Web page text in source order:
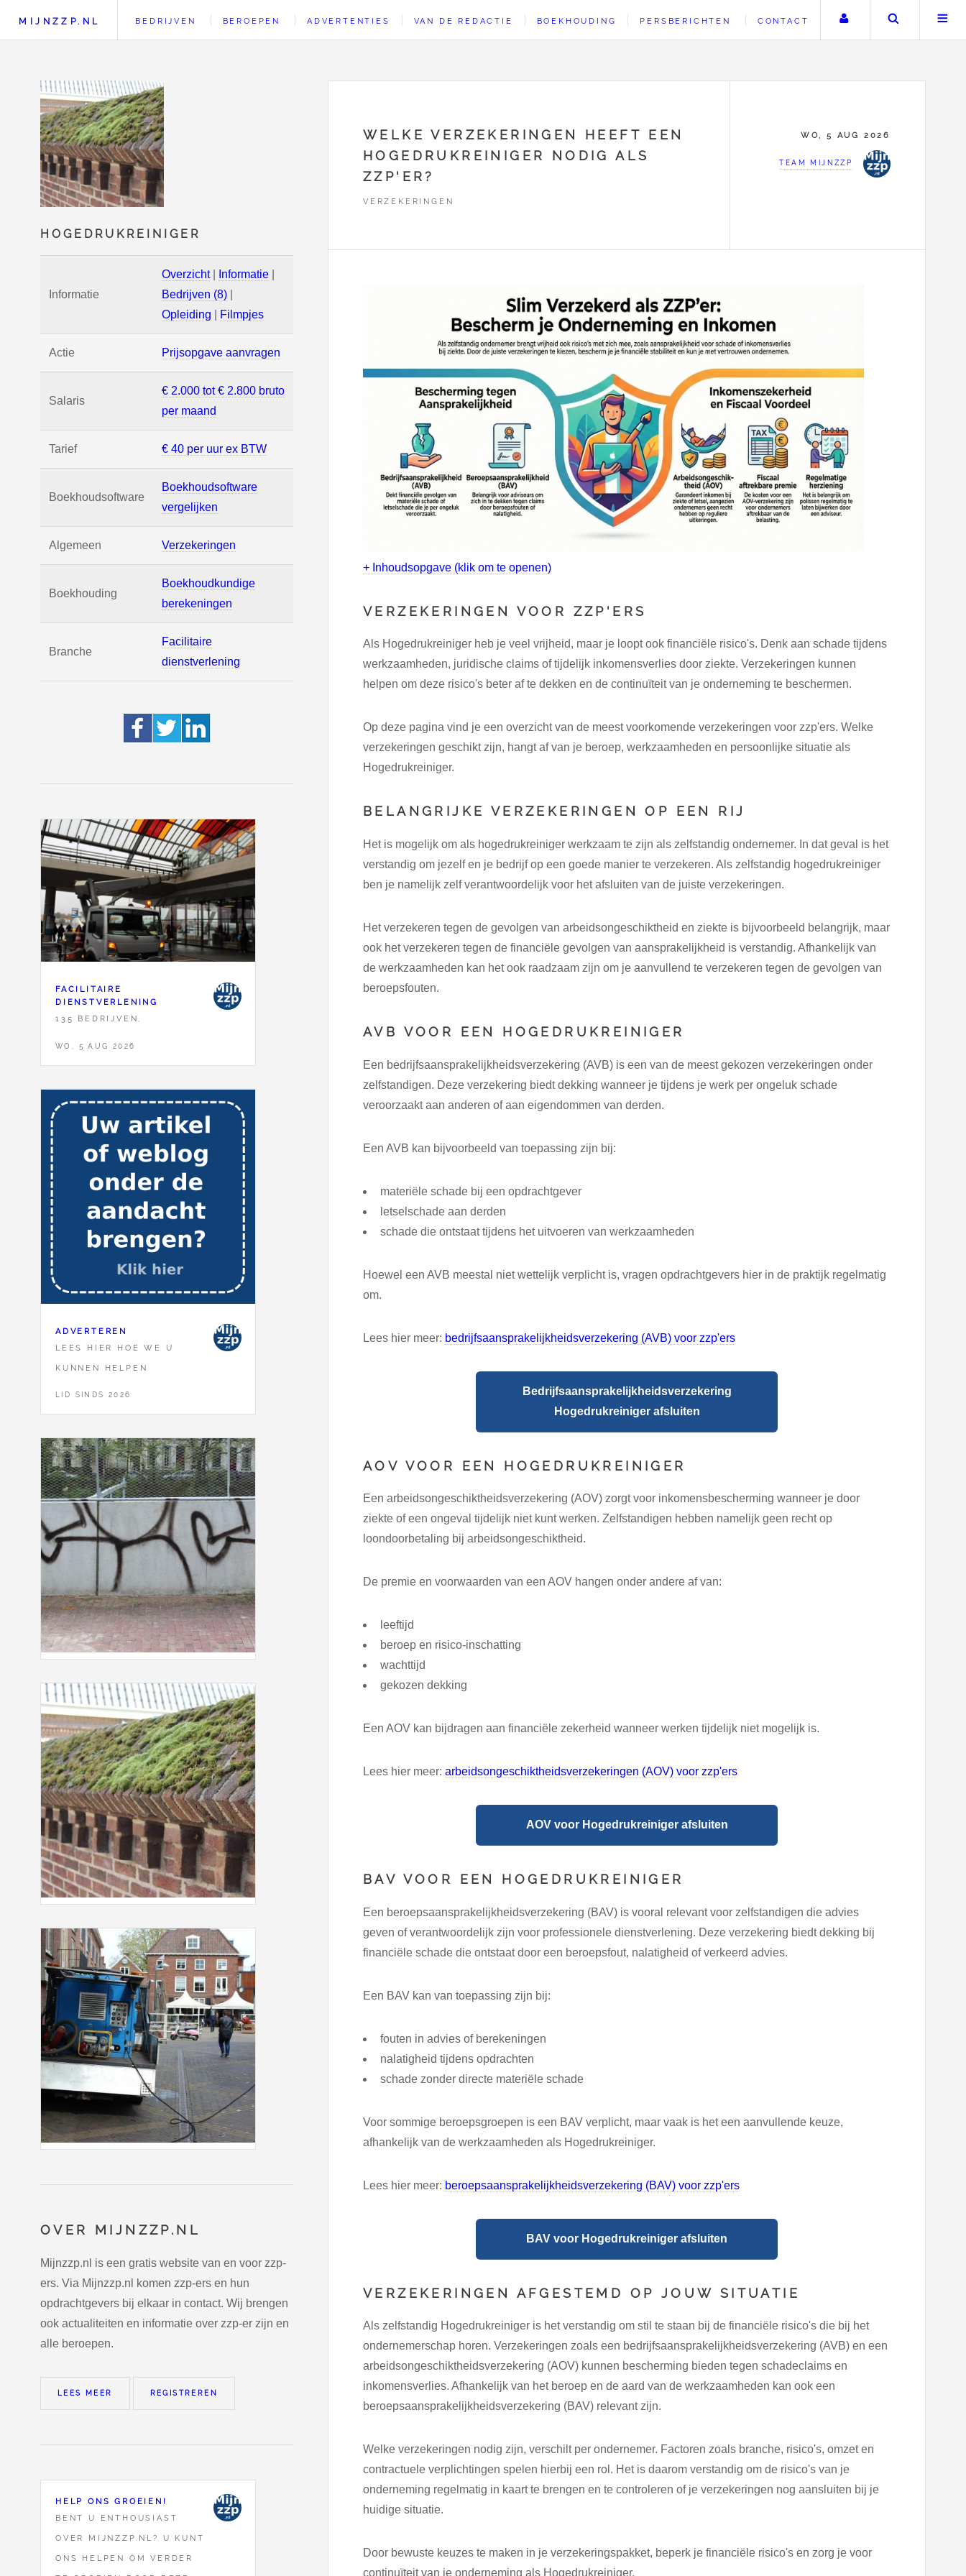
HOGEDRUKREINIGER
Informatie
Overzicht| Informatie
Bedrijven (8)
Opleiding
Filmpjes
Actie Prijsopgave aanvragen
Salaris
€ 2.000 tot € 2.800 bruto
per maand
Tarief € 40 per uur ex BTW
Boekhoudsoftware
Boekhoudsoftware
vergelijken
Algemeen Verzekeringen
Boekhouding
Boekhoudkundige
berekeningen
Branche
Facilitaire
dienstverlening
FACILITAIRE
DIENSTVERLENING
135 BEDRIJVEN,
WO, 5 AUG 2026
ADVERTEREN
LEES HIER HOE WE U
KUNNEN HELPEN
LID SINDS 2026
OVER MIJNZZP.NL
Mijnzzp.nl is een gratis website van en voor zzp-
ers. Via Mijnzzp.nl komen zzp-ers en hun
opdrachtgevers bij elkaar in contact. Wij brengen
ook actualiteiten en informatie over zzp-er zijn en
alle beroepen.
LEES MEER REGISTREREN
HELP ONS GROEIEN!
BENT U ENTHOUSIAST
OVER MIJNZZP.NL? U KUNT
ONS HELPEN OM VERDER
MIJNZZP.NL BEDRIJVEN BEROEPEN ADVERTENTIES VAN DE REDACTIE BOEKHOUDING PERSBERICHTEN CONTACT Uw accountZoeken
WELKE VERZEKERINGEN HEEFT EEN
HOGEDRUKREINIGER NODIG ALS
ZZP'ER?
VERZEKERINGEN
WO, 5 AUG 2026
TEAM MIJNZZP
+ Inhoudsopgave (klik om te openen)
VERZEKERINGEN VOOR ZZP'ERS
Als Hogedrukreiniger heb je veel vrijheid, maar je loopt ook financiële risico's. Denk aan schade tijdens
werkzaamheden, juridische claims of tijdelijk inkomensverlies door ziekte. Verzekeringen kunnen
helpen om deze risico's beter af te dekken en de continuïteit van je onderneming te beschermen.
Op deze pagina vind je een overzicht van de meest voorkomende verzekeringen voor zzp'ers. Welke
verzekeringen geschikt zijn, hangt af van je beroep, werkzaamheden en persoonlijke situatie als
Hogedrukreiniger.
BELANGRIJKE VERZEKERINGEN OP EEN RIJ
Het is mogelijk om als hogedrukreiniger werkzaam te zijn als zelfstandig ondernemer. In dat geval is het
verstandig om jezelf en je bedrijf op een goede manier te verzekeren. Als zelfstandig hogedrukreiniger
ben je namelijk zelf verantwoordelijk voor het afsluiten van de juiste verzekeringen.
Het verzekeren tegen de gevolgen van arbeidsongeschiktheid en ziekte is bijvoorbeeld belangrijk, maar
ook het verzekeren tegen de financiële gevolgen van aansprakelijkheid is verstandig. Afhankelijk van
de werkzaamheden kan het ook raadzaam zijn om je aanvullend te verzekeren tegen de gevolgen van
beroepsfouten.
AVB VOOR EEN HOGEDRUKREINIGER
Een bedrijfsaansprakelijkheidsverzekering (AVB) is een van de meest gekozen verzekeringen onder
zelfstandigen. Deze verzekering biedt dekking wanneer je tijdens je werk per ongeluk schade
veroorzaakt aan anderen of aan eigendommen van derden.
Een AVB kan bijvoorbeeld van toepassing zijn bij:
materiële schade bij een opdrachtgever
letselschade aan derden
schade die ontstaat tijdens het uitvoeren van werkzaamheden
Hoewel een AVB meestal niet wettelijk verplicht is, vragen opdrachtgevers hier in de praktijk regelmatig
om.
Lees hier meer: bedrijfsaansprakelijkheidsverzekering (AVB) voor zzp'ers
Bedrijfsaansprakelijkheidsverzekering
Hogedrukreiniger afsluiten
AOV VOOR EEN HOGEDRUKREINIGER
Een arbeidsongeschiktheidsverzekering (AOV) zorgt voor inkomensbescherming wanneer je door
ziekte of een ongeval tijdelijk niet kunt werken. Zelfstandigen hebben namelijk geen recht op
loondoorbetaling bij arbeidsongeschiktheid.
De premie en voorwaarden van een AOV hangen onder andere af van:
leeftijd
beroep en risico-inschatting
wachttijd
gekozen dekking
Een AOV kan bijdragen aan financiële zekerheid wanneer werken tijdelijk niet mogelijk is.
Lees hier meer: arbeidsongeschiktheidsverzekeringen (AOV) voor zzp'ers
AOV voor Hogedrukreiniger afsluiten
BAV VOOR EEN HOGEDRUKREINIGER
Een beroepsaansprakelijkheidsverzekering (BAV) is vooral relevant voor zelfstandigen die advies
geven of verantwoordelijk zijn voor professionele dienstverlening. Deze verzekering biedt dekking bij
financiële schade die ontstaat door een beroepsfout, nalatigheid of verkeerd advies.
Een BAV kan van toepassing zijn bij:
fouten in advies of berekeningen
nalatigheid tijdens opdrachten
schade zonder directe materiële schade
Voor sommige beroepsgroepen is een BAV verplicht, maar vaak is het een aanvullende keuze,
afhankelijk van de werkzaamheden als Hogedrukreiniger.
Lees hier meer: beroepsaansprakelijkheidsverzekering (BAV) voor zzp'ers
BAV voor Hogedrukreiniger afsluiten
VERZEKERINGEN AFGESTEMD OP JOUW SITUATIE
Als zelfstandig Hogedrukreiniger is het verstandig om stil te staan bij de financiële risico's die bij het
ondernemerschap horen. Verzekeringen zoals een bedrijfsaansprakelijkheidsverzekering (AVB) en een
arbeidsongeschiktheidsverzekering (AOV) kunnen bescherming bieden tegen schadeclaims en
inkomensverlies. Afhankelijk van het beroep en de aard van de werkzaamheden kan ook een
beroepsaansprakelijkheidsverzekering (BAV) relevant zijn.
Welke verzekeringen nodig zijn, verschilt per ondernemer. Factoren zoals branche, risico's, omzet en
contractuele verplichtingen spelen hierbij een rol. Het is daarom verstandig om de risico's van je
onderneming regelmatig in kaart te brengen en te controleren of je verzekeringen nog aansluiten bij je
huidige situatie.
Door bewuste keuzes te maken in je verzekeringspakket, beperk je financiële risico's en zorg je voor
continuïteit van je onderneming als Hogedrukreiniger.